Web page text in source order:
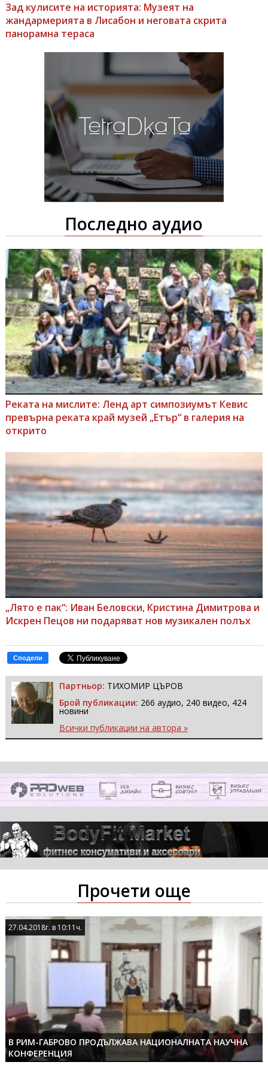
Зад кулисите на историята: Музеят на
жандармерията в Лисабон и неговата скрита
панорамна тераса
Последно аудио
Реката на мислите: Ленд арт симпозиумът Кевис
превърна реката край музей „Етър“ в галерия на
открито
„Лято е пак“: Иван Беловски, Кристина Димитрова и
Искрен Пецов ни подаряват нов музикален полъх
Сподели
Партньор: ТИХОМИР ЦЪРОВ
Брой публикации: 266 аудио, 240 видео, 424
новини
Всички публикации на автора »
Прочети още
В РИМ-ГАБРОВО ПРОДЪЛЖАВА НАЦИОНАЛНАТА НАУЧНА
КОНФЕРЕНЦИЯ
27.04.2018г. в 10:11ч.
27.04.2018г. в 10:11ч.